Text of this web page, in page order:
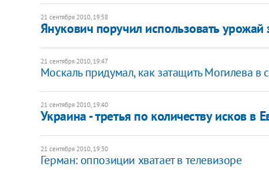
21 сентября 2010, 19:58
Янукович поручил использовать
21 сентября 2010, 19:47
Москаль придумал, как затащить Могилева в
21 сентября 2010, 19:40
Украина - третья по количеству исков в
21 сентября 2010, 19:30
Герман: оппозиции хватает в телевизоре